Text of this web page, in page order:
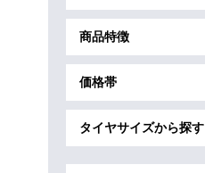
商品特徴
価格帯
タイヤサイズから探す